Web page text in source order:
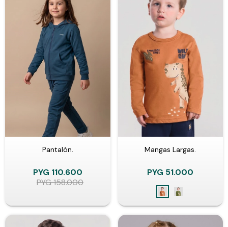
Pantalón.
PYG 110.600
PYG158.000
Mangas Largas.
PYG 51.000